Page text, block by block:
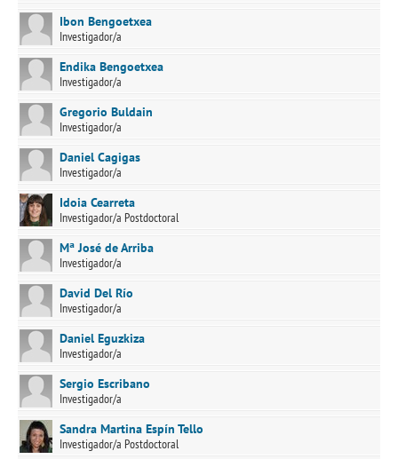
Ibon Bengoetxea
Investigador/a
Endika Bengoetxea
Investigador/a
Gregorio Buldain
Investigador/a
Daniel Cagigas
Investigador/a
Idoia Cearreta
Investigador/a Postdoctoral
Mª José de Arriba
Investigador/a
David Del Río
Investigador/a
Daniel Eguzkiza
Investigador/a
Sergio Escribano
Investigador/a
Sandra Martina Espín Tello
Investigador/a Postdoctoral